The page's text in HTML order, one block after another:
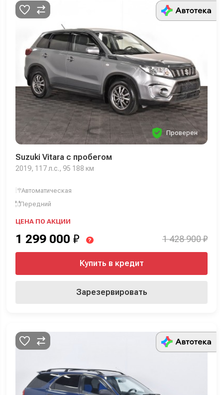
Проверен
Suzuki Vitara с пробегом
2019, 117 л.с., 95 188 км
Автоматическая
Передний
ЦЕНА ПО АКЦИИ
1 299 000 ₽ ? 1 428 900 ₽
Купить в кредит
Зарезервировать